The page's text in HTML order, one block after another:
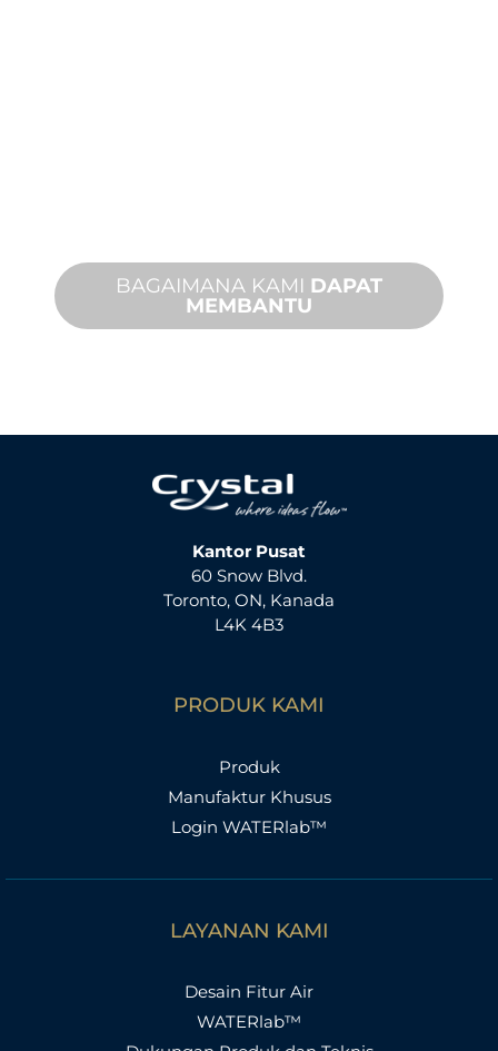
BAGAIMANA KAMI DAPAT
MEMBANTU
Kantor Pusat
60 Snow Blvd.
Toronto, ON, Kanada
L4K 4B3
PRODUK KAMI
Produk
Manufaktur Khusus
Login WATERlab™
LAYANAN KAMI
Desain Fitur Air
WATERlab™